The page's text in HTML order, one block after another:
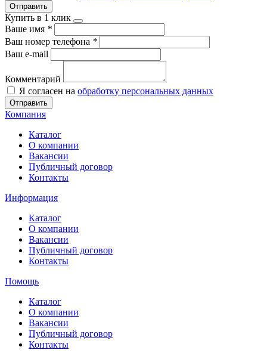
Отправить
Купить в 1 клик
Ваше имя *
Ваш номер телефона *
Ваш e-mail
Комментарий
Я согласен на обработку персональных данных
Отправить
Компания
Каталог
О компании
Вакансии
Публичный договор
Контакты
Информация
Каталог
О компании
Вакансии
Публичный договор
Контакты
Помощь
Каталог
О компании
Вакансии
Публичный договор
Контакты